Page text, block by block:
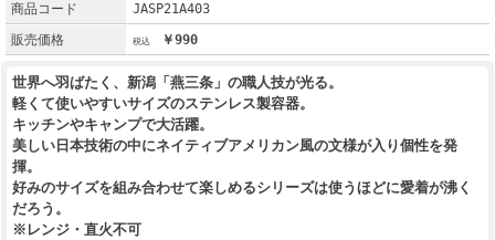
商品コード
JASP21A403
販売価格
￥990
世界へ羽ばたく、新潟「燕三条」の職人技が光る。
軽くて使いやすいサイズのステンレス製容器。
キッチンやキャンプで大活躍。
美しい日本技術の中にネイティブアメリカン風の文様が入り個性を発
揮。
好みのサイズを組み合わせて楽しめるシリーズは使うほどに愛着が沸く
だろう。
※レンジ・直火不可